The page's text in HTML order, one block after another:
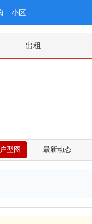
小区
出租
户型图 最新动态